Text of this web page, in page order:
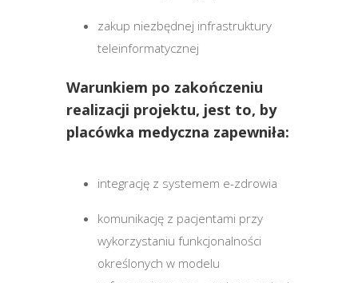
zakup niezbędnej infrastruktury
teleinformatycznej
Warunkiem po zakończeniu
realizacji projektu, jest to, by
placówka medyczna zapewniła:
integrację z systemem e-zdrowia
komunikację z pacjentami przy
wykorzystaniu funkcjonalności
określonych w modelu